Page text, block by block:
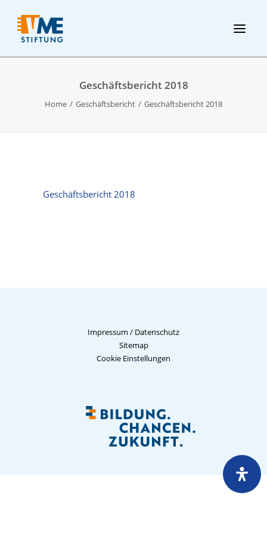
Geschäftsbericht 2018
Home Geschäftsbericht Geschäftsbericht 2018
Geschäftsbericht 2018
Impressum / Datenschutz
Sitemap
Cookie Einstellungen